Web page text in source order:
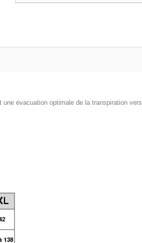
évacuation optimale de la transpiration vers